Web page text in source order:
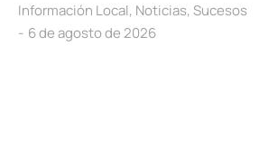
Información Local, Noticias, Sucesos
6 de agosto de 2026